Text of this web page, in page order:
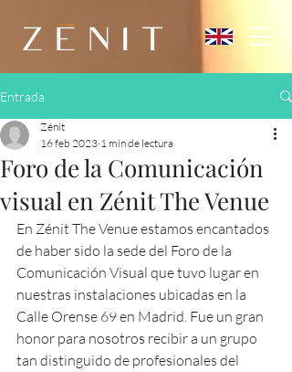
Entrada
Foro de la Comunicación
visual en Zénit The Venue
Zénit
16 feb 2023 1 min de lectura
En Zénit The Venue estamos encantados
de haber sido la sede del Foro de la
Comunicación Visual que tuvo lugar en
nuestras instalaciones ubicadas en la
Calle Orense 69 en Madrid. Fue un gran
honor para nosotros recibir a un grupo
tan distinguido de profesionales del